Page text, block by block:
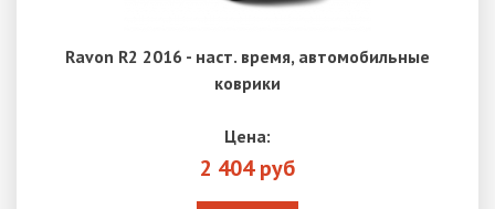
Ravon R2 2016 - наст. время, автомобильные
коврики
Цена:
2 404 руб